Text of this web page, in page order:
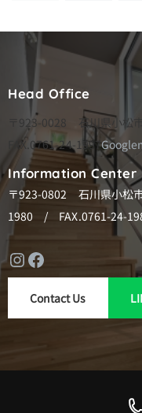
ペ
ジ
送
り
Head Office
〒923-0028 石川県小松
FAX.0761-24-1997
Information Center
〒923-0802 石川県小松
1980 / FAX.0761-24-
Instagram
Facebook
Contact Us